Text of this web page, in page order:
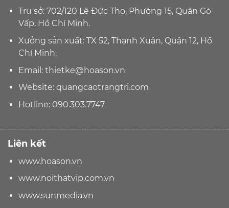
Trụ sở: 702/120 Lê Đức Thọ, Phường 15, Quận Gò
Vấp, Hồ Chí Minh.
Xưởng sản xuất: TX 52, Thạnh Xuân, Quận 12, Hồ
Chí Minh.
Email: thietke@hoason.vn
Website:quangcaotrangtri.com
Hotline: 090.303.7747
Liên kết
www.hoason.vn
www.noithatvip.com.vn
www.sunmedia.vn